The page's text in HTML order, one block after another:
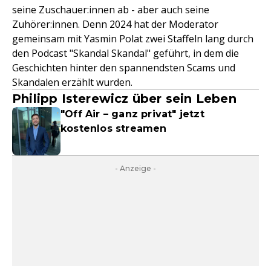
seine Zuschauer:innen ab - aber auch seine
Zuhörer:innen. Denn 2024 hat der Moderator
gemeinsam mit Yasmin Polat zwei Staffeln lang durch
den Podcast "Skandal Skandal" geführt, in dem die
Geschichten hinter den spannendsten Scams und
Skandalen erzählt wurden.
Philipp Isterewicz über sein Leben
"Off Air – ganz privat" jetzt
kostenlos streamen
- Anzeige -